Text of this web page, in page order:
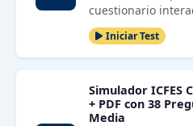
cuestionario
Iniciar Test
Simulador ICFES
+ PDF con 38
Media